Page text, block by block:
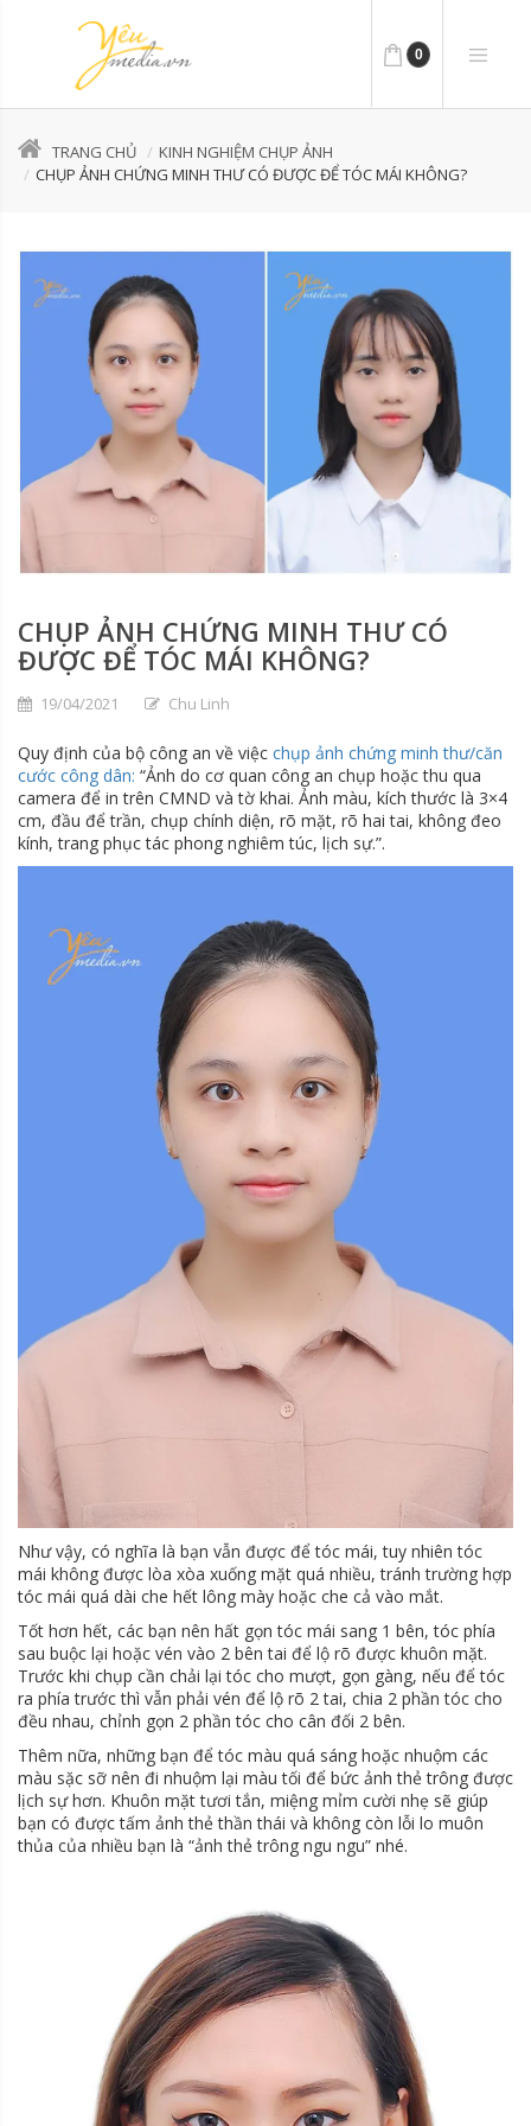
0
TRANG CHỦ
KINH NGHIỆM CHỤP ẢNH
CHỤP ẢNH CHỨNG MINH THƯ CÓ ĐƯỢC ĐỂ TÓC MÁI KHÔNG?
CHỤP ẢNH CHỨNG MINH THƯ CÓ
ĐƯỢC ĐỂ TÓC MÁI KHÔNG?
19/04/2021 Chu Linh
Quy định của bộ công an về việc chụp ảnh chứng minh thư/căn
cước công dân: “Ảnh do cơ quan công an chụp hoặc thu qua
camera để in trên CMND và tờ khai. Ảnh màu, kích thước là 3×4
cm, đầu để trần, chụp chính diện, rõ mặt, rõ hai tai, không đeo
kính, trang phục tác phong nghiêm túc, lịch sự.”.
Như vậy, có nghĩa là bạn vẫn được để tóc mái, tuy nhiên tóc
mái không được lòa xòa xuống mặt quá nhiều, tránh trường hợp
tóc mái quá dài che hết lông mày hoặc che cả vào mắt.
Tốt hơn hết, các bạn nên hất gọn tóc mái sang 1 bên, tóc phía
sau buộc lại hoặc vén vào 2 bên tai để lộ rõ được khuôn mặt.
Trước khi chụp cần chải lại tóc cho mượt, gọn gàng, nếu để tóc
ra phía trước thì vẫn phải vén để lộ rõ 2 tai, chia 2 phần tóc cho
đều nhau, chỉnh gọn 2 phần tóc cho cân đối 2 bên.
Thêm nữa, những bạn để tóc màu quá sáng hoặc nhuộm các
màu sặc sỡ nên đi nhuộm lại màu tối để bức ảnh thẻ trông được
lịch sự hơn. Khuôn mặt tươi tắn, miệng mỉm cười nhẹ sẽ giúp
bạn có được tấm ảnh thẻ thần thái và không còn lỗi lo muôn
thủa của nhiều bạn là “ảnh thẻ trông ngu ngu” nhé.